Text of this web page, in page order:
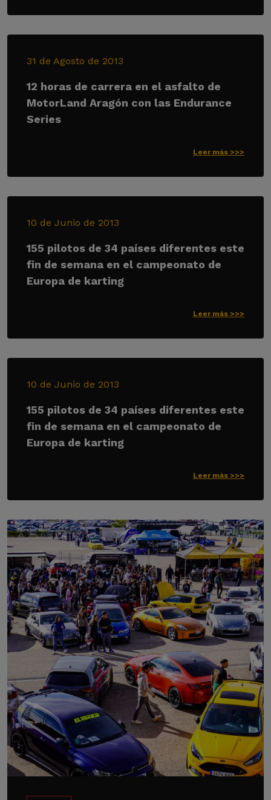
31 de Agosto de 2013
12 horas de carrera en el asfalto de
MotorLand Aragón con las Endurance
Series
Leer más >>>
10 de Junio de 2013
155 pilotos de 34 países diferentes este
fin de semana en el campeonato de
Europa de karting
Leer más >>>
10 de Junio de 2013
155 pilotos de 34 países diferentes este
fin de semana en el campeonato de
Europa de karting
Leer más >>>